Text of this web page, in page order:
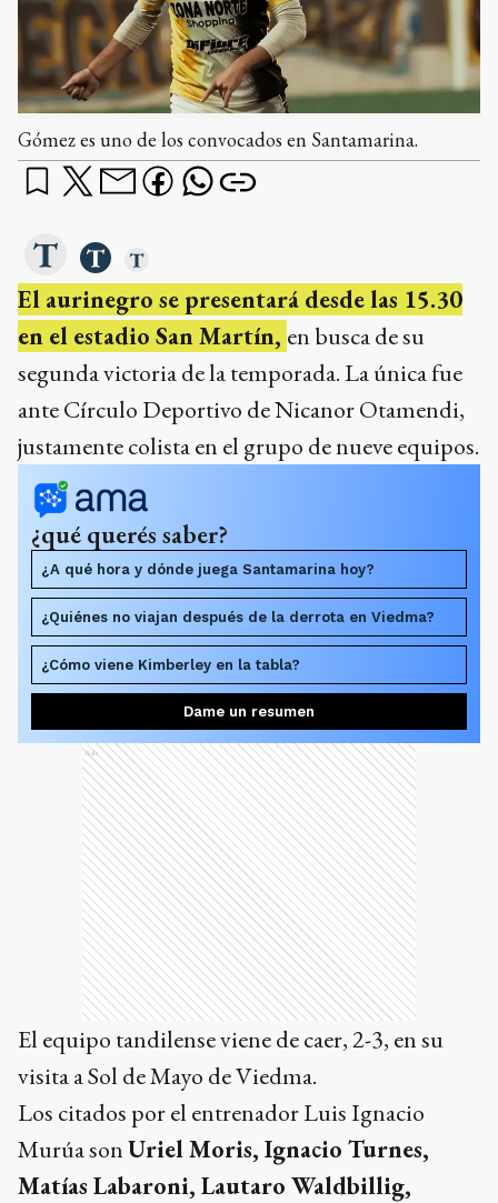
Gómez es uno de los convocados en Santamarina.
El aurinegro se presentará desde las 15.30
en el estadio San Martín, en busca de su
segunda victoria de la temporada. La única fue
ante Círculo Deportivo de Nicanor Otamendi,
justamente colista en el grupo de nueve equipos.
¿qué querés saber?
¿A qué hora y dónde juega Santamarina hoy?
¿Quiénes no viajan después de la derrota en Viedma?
¿Cómo viene Kimberley en la tabla?
Dame un resumen
Ads
El equipo tandilense viene de caer, 2-3, en su
visita a Sol de Mayo de Viedma.
Los citados por el entrenador Luis Ignacio
Murúa sonUriel Moris, Ignacio Turnes,
Matías Labaroni, Lautaro Waldbillig,